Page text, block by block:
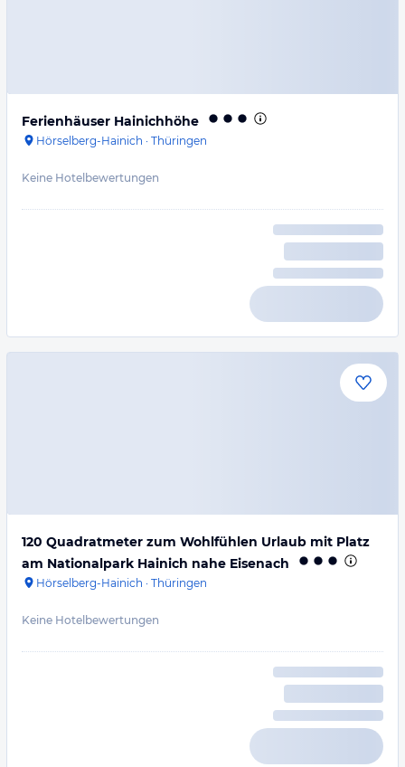
Ferienhäuser Hainichhöhe
Hörselberg-Hainich · Thüringen
Keine Hotelbewertungen
120 Quadratmeter zum Wohlfühlen Urlaub mit Platz
am Nationalpark Hainich nahe Eisenach
Hörselberg-Hainich · Thüringen
Keine Hotelbewertungen